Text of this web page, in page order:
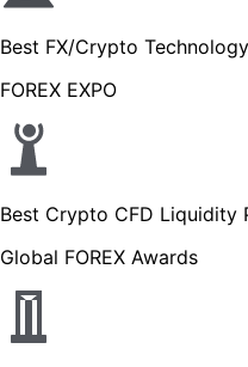
Best FX/Crypto
FOREX EXPO
Best Crypto CFD Liquidity
Global FOREX Awards